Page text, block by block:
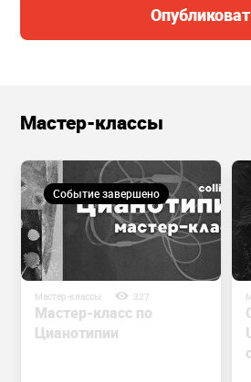
Мастер-классы
Событие завершено
Мастер-классы 327
Мастер-класс по
Цианотипии